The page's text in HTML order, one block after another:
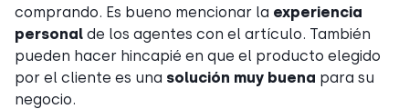
comprando. Es bueno mencionar la experiencia
personal de los agentes con el artículo. También
pueden hacer hincapié en que el producto elegido
por el cliente es una solución muy buena para su
negocio.